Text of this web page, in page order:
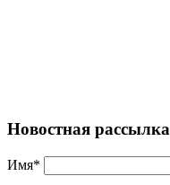
Новостная рассылка
Имя*